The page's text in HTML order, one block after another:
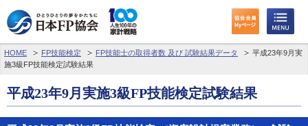
HOME FP技能検定 FP技能士の取得者数 及び 試験結果データ
平成23年9月実
施3級FP技能検定試験結果
平成23年9月実施3級FP技能検定試験結果